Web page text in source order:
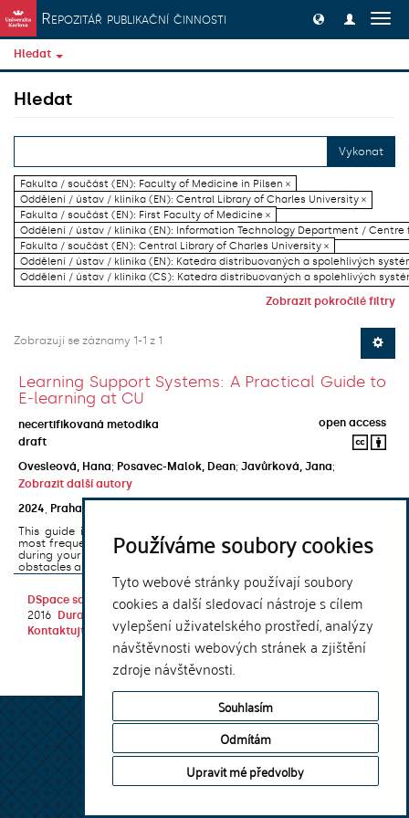
Používáme soubory cookies
Tyto webové stránky používají soubory
cookies a další sledovací nástroje s cílem
vylepšení uživatelského prostředí, analýzy
návštěvnosti webových stránek a zjištění
zdroje návštěvnosti.
Souhlasím
Odmítám
Upravit mé předvolby
Přeskočit na obsah
Repozitář publikační činnosti
Hledat
Hledat
Vykonat
Fakulta / součást (EN): Faculty of Medicine in Pilsen ×
Oddělení / ústav / klinika (EN): Central Library of Charles University ×
Fakulta / součást (EN): First Faculty of Medicine ×
Oddělení / ústav / klinika (EN): Information Technology Department / Centre
Fakulta / součást (EN): Central Library of Charles University ×
Oddělení / ústav / klinika (EN): Katedra distribuovaných a spolehlivých
Oddělení / ústav / klinika (CS): Katedra distribuovaných a spolehlivých
Zobrazit pokročilé filtry
Zobrazují se záznamy 1-1 z 1
Learning Support Systems: A Practical Guide to
E-learning at CU
necertifikovaná metodika
open access
draft
Ovesleová, Hana; Posavec-Malok, Dean; Javůrková, Jana;
Zobrazit další autory
2024
Praha
This guide introduces the e-learning support tools that are used
most frequently at Charles University and that you may encounter
during your studies. It will also help you to avoid the most common
obstacles associated ...
DSpace softwarecopyright © 2002-
2016
DuraSpace
Kontaktujte nás |Vyjádření názoru
Theme by